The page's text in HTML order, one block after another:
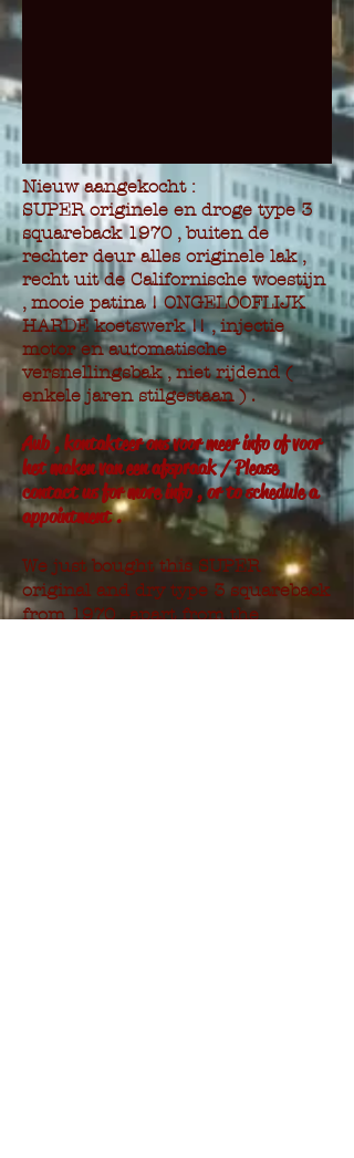
Nieuw aangekocht :
SUPER originele en droge type 3
squareback 1970 , buiten de
rechter deur alles originele lak ,
recht uit de Californische woestijn
, mooie patina ! ONGELOOFLIJK
HARDE koetswerk !! , injectie
motor en automatische
versnellingsbak , niet rijdend (
enkele jaren stilgestaan ) .
Aub , kontakteer ons voor meer info of voor
het maken van een afspraak / Please
contact us for more info , or to schedule a
appointment .
We just bought this SUPER
original and dry type 3 squareback
from 1970 , apart from the